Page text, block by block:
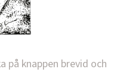
på knappen brevid och